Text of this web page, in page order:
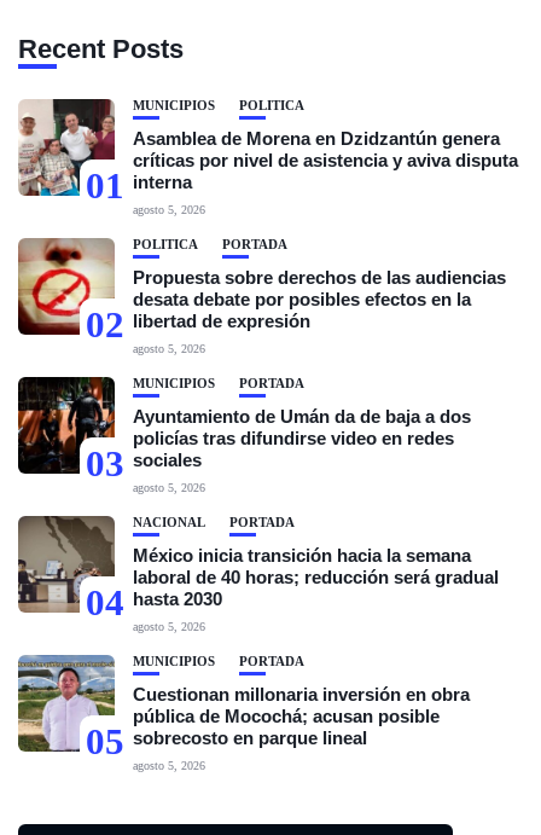
Recent Posts
01
MUNICIPIOS POLÍTICA
Asamblea de Morena en Dzidzantún genera
críticas por nivel de asistencia y aviva disputa
interna
agosto 5, 2026
02
POLÍTICA PORTADA
Propuesta sobre derechos de las audiencias
desata debate por posibles efectos en la
libertad de expresión
agosto 5, 2026
03
MUNICIPIOS PORTADA
Ayuntamiento de Umán da de baja a dos
policías tras difundirse video en redes
sociales
agosto 5, 2026
04
NACIONAL PORTADA
México inicia transición hacia la semana
laboral de 40 horas; reducción será gradual
hasta 2030
agosto 5, 2026
05
MUNICIPIOS PORTADA
Cuestionan millonaria inversión en obra
pública de Mocochá; acusan posible
sobrecosto en parque lineal
agosto 5, 2026